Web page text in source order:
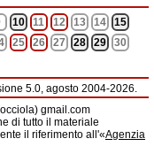
10 11 12 13 14
15
25 26 27 28 29
30
5.0, agosto 2004-2026.
Servizio federale di
media della Federazione
EL № FS 77 - 61044 del 5
gmail.com
di tutto il materiale
il riferimento all'«Agenzia